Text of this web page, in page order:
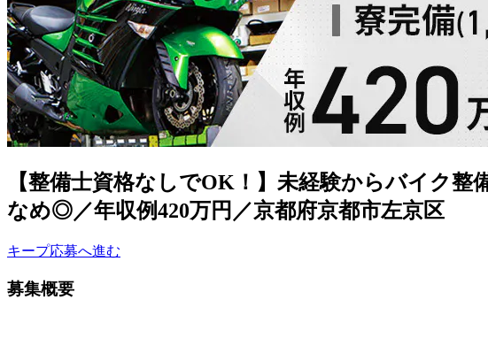
【整備士資格なしでOK！】未経験からバイク
なめ◎／年収例420万円／京都府京都市左京区
キープ応募へ進む
募集概要